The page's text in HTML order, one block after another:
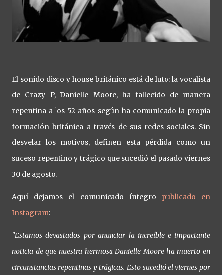
El sonido disco y house británico está de luto: la vocalista
de Crazy P, Danielle Moore, ha fallecido de manera
repentina a los 52 años según ha comunicado la propia
formación británica a través de sus redes sociales. Sin
desvelar los motivos, definen esta pérdida como un
suceso repentino y trágico que sucedió el pasado viernes
30 de agosto.
Aquí dejamos el comunicado íntegro publicado en
Instagram:
"Estamos devastados por anunciar la increíble e impactante
noticia de que nuestra hermosa Danielle Moore ha muerto en
circunstancias repentinas y trágicas. Esto sucedió el viernes por